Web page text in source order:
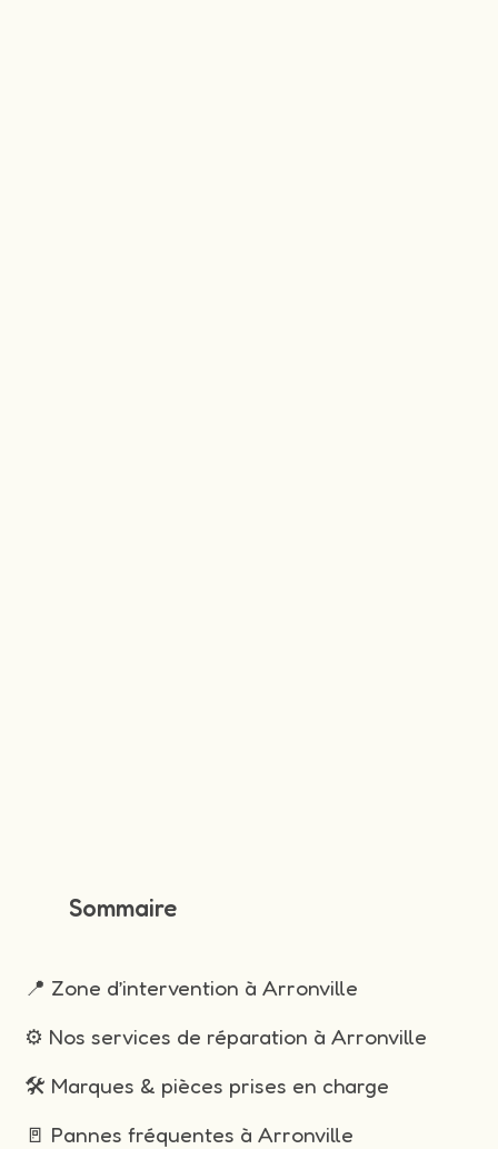
Sommaire
📍 Zone d’intervention à Arronville
⚙️ Nos services de réparation à Arronville
🛠️ Marques & pièces prises en charge
🚪 Pannes fréquentes à Arronville